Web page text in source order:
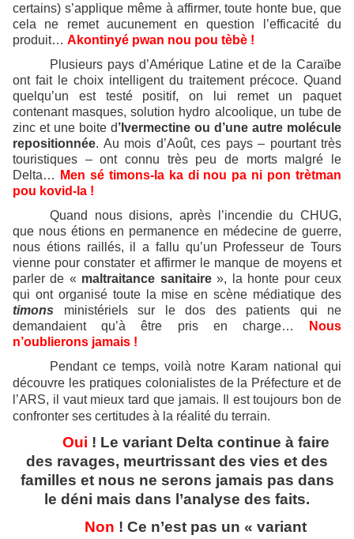
certains) s’applique même à affirmer, toute honte bue, que
cela ne remet aucunement en question l’efficacité du
produit… Akontinyé pwan nou pou tèbè !
Plusieurs pays d’Amérique Latine et de la Caraïbe
ont fait le choix intelligent du traitement précoce. Quand
quelqu’un est testé positif, on lui remet un paquet
contenant masques, solution hydro alcoolique, un tube de
zinc et une boite d’Ivermectine ou d’une autre molécule
repositionnée. Au mois d’Août, ces pays – pourtant très
touristiques – ont connu très peu de morts malgré le
Delta…
Men sé timons-la ka di nou pa ni pon trètman
pou kovid-la !
Quand nous disions, après l’incendie du CHUG,
que nous étions en permanence en médecine de guerre,
nous étions raillés, il a fallu qu’un Professeur de Tours
vienne pour constater et affirmer le manque de moyens et
parler de « maltraitance sanitaire», la honte pour ceux
qui ont organisé toute la mise en scène médiatique des
timons
ministériels sur le dos des patients qui ne
demandaient qu’à être pris en charge…
Nous
n’oublierons jamais !
Pendant ce temps, voilà notre Karam national qui
découvre les pratiques colonialistes de la Préfecture et de
l’ARS, il vaut mieux tard que jamais. Il est toujours bon de
confronter ses certitudes à la réalité du terrain.
Oui ! Le variant Delta continue à faire
des ravages, meurtrissant des vies et des
familles et nous ne serons jamais pas dans
le déni mais dans l’analyse des faits.
Non ! Ce n’est pas un « variant